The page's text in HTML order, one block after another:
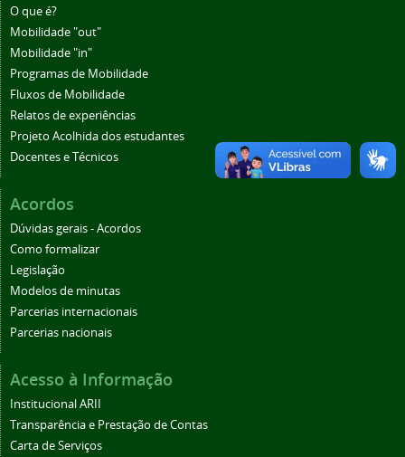
O que é?
Mobilidade "out"
Mobilidade "in"
Programas de Mobilidade
Fluxos de Mobilidade
Relatos de experiências
Projeto Acolhida dos estudantes
Docentes e Técnicos
Acordos
Dúvidas gerais - Acordos
Como formalizar
Legislação
Modelos de minutas
Parcerias internacionais
Parcerias nacionais
Acesso à Informação
Institucional ARII
Transparência e Prestação de Contas
Carta de Serviços